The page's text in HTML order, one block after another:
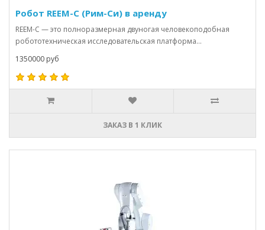
Робот REEM-C (Рим-Си) в аренду
REEM-C — это полноразмерная двуногая человекоподобная
робототехническая исследовательская платформа...
1350000 руб
ЗАКАЗ В 1 КЛИК